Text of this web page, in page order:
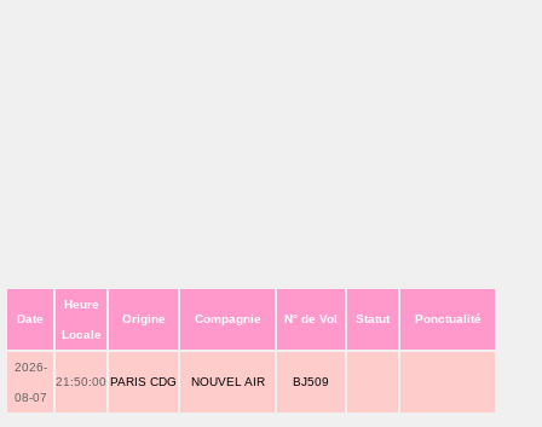
Date
Heure
Locale
Origine Compagnie N° de Vol Statut Ponctualité
2026-
08-07
21:50:00 PARIS CDG NOUVEL AIR BJ509